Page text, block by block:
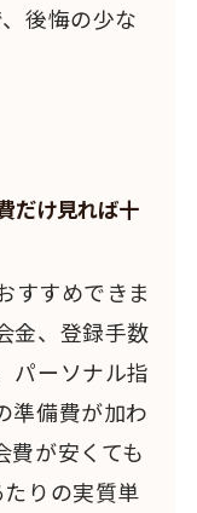
後悔の少な
だけ見れば十
すすめできま
金、登録手数
パーソナル指
準備費が加わ
費が安くても
りの実質単